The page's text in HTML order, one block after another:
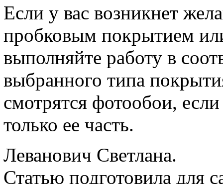
Если у вас возникнет
пробковым покрытием
выполняйте работу в
выбранного типа
смотрятся фотообои,
только ее часть.
Леванович Светлана.
Статью подготовила для